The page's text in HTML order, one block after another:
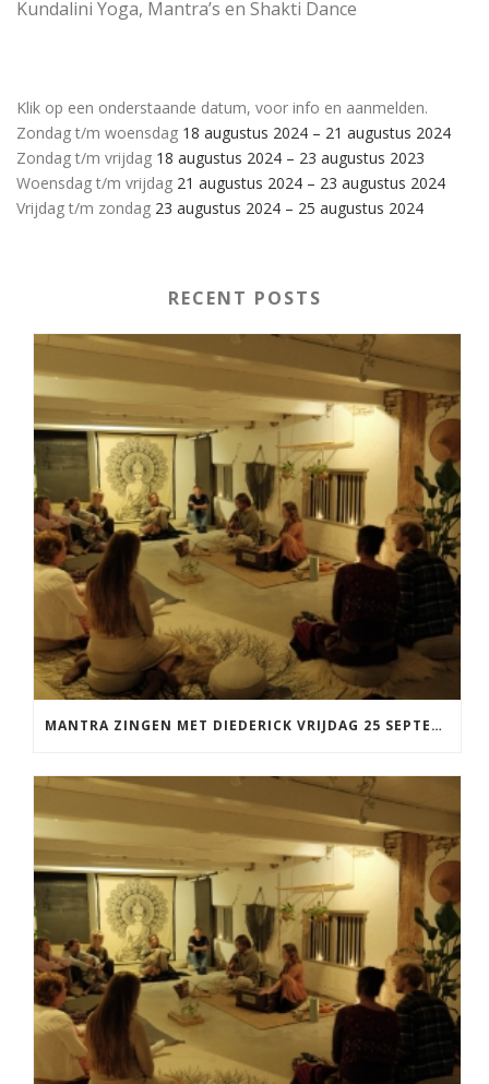
Kundalini Yoga, Mantra’s en Shakti Dance
Klik op een onderstaande datum, voor info en aanmelden.
Zondag t/m woensdag 18 augustus 2024 – 21 augustus 2024
Zondag t/m vrijdag 18 augustus 2024 – 23 augustus 2023
Woensdag t/m vrijdag 21 augustus 2024 – 23 augustus 2024
Vrijdag t/m zondag 23 augustus 2024 – 25 augustus 2024
RECENT POSTS
MANTRA ZINGEN MET DIEDERICK VRIJDAG 25 SEPTEMBER EN 20 NOVEMBER